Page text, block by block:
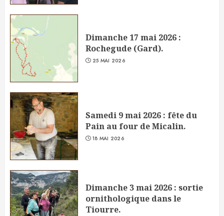
Dimanche 17 mai 2026 :
Rochegude (Gard).
25 MAI 2026
Samedi 9 mai 2026 : fête du
Pain au four de Micalin.
18 MAI 2026
Dimanche 3 mai 2026 : sortie
ornithologique dans le
Tiourre.